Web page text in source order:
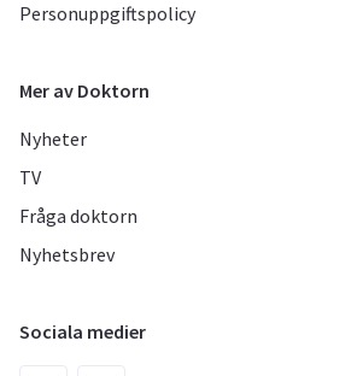
Personuppgiftspolicy
Mer av Doktorn
Nyheter
TV
Fråga doktorn
Nyhetsbrev
Sociala medier